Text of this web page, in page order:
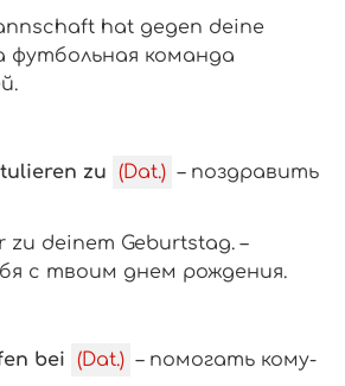
hat gegen deine
футбольная команда
zu (Dat.) – поздравить
deinem Geburtstag. –
с твоим днем рождения.
bei (Dat.) – помогать кому-